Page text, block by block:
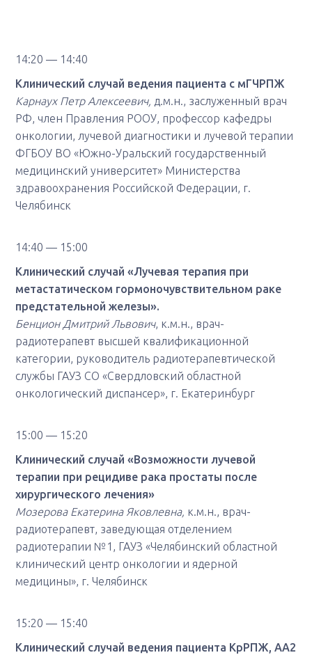
14:20 — 14:40
Клинический случай ведения пациента с мГЧРПЖ
Карнаух Петр Алексеевич, д.м.н., заслуженный врач
РФ, член Правления РООУ, профессор кафедры
онкологии, лучевой диагностики и лучевой терапии
ФГБОУ ВО «Южно-Уральский государственный
медицинский университет» Министерства
здравоохранения Российской Федерации, г.
Челябинск
14:40 — 15:00
Клинический случай «Лучевая терапия при
метастатическом гормоночувствительном раке
предстательной железы».
Бенцион Дмитрий Львович, к.м.н., врач-
радиотерапевт высшей квалификационной
категории, руководитель радиотерапевтической
службы ГАУЗ СО «Свердловский областной
онкологический диспансер», г. Екатеринбург
15:00 — 15:20
Клинический случай«Возможности лучевой
терапии при рецидиве рака простаты после
хирургического лечения»
Мозерова Екатерина Яковлевна, к.м.н., врач-
радиотерапевт, заведующая отделением
радиотерапии №1, ГАУЗ «Челябинский областной
клинический центр онкологии и ядерной
медицины», г. Челябинск
15:20 — 15:40
Клинический случай ведения пациента КрРПЖ, АА2